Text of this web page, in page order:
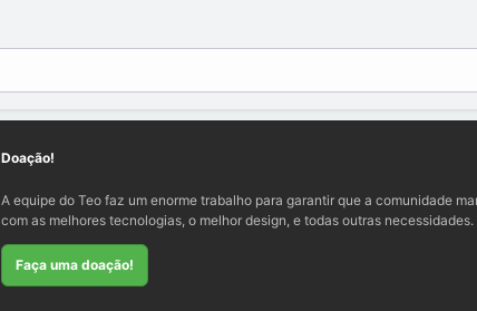
Doação!
A equipe do Teo faz um enorme trabalho para garantir que a comunidade
com as melhores tecnologias, o melhor design, e todas outras
Faça uma doação!